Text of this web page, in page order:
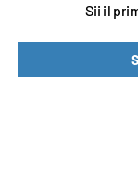
Sii il